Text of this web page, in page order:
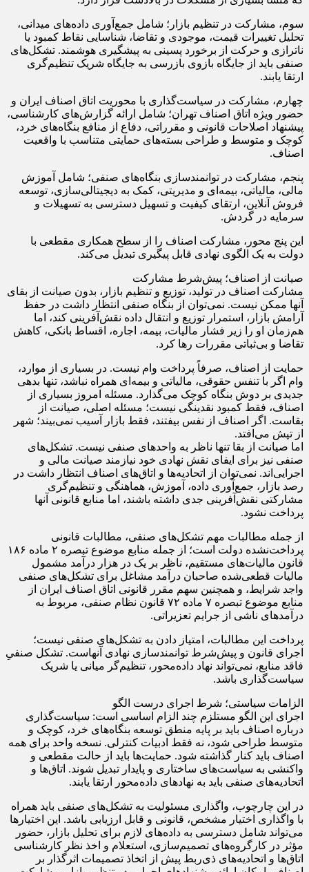
سوم، مشارکت در تنظیم بازار؛ شامل جمع‌آوری داده‌های میدانی،
تحلیل تغییرات قیمت، موجودی و تقاضا، شناسایی نقاط کمبود یا
ناترازی و حرکت از برخورد پسینی به پیشگیری هوشمند. تشکل‌های
صنفی باید از جایگاه بازوی بازرسی به جایگاه شریک تنظیم‌گری
ارتقا یابند.
چهارم، مشارکت در سیاست‌گذاری با محوریت اتاق اصناف ایران و
حضور ویژه اتاق اصناف تهران؛ شامل ارائه گزارش‌های کارشناسی،
پیشنهاد اصلاحات قانونی و مقرراتی، دفاع از منافع بنگاه‌های خرد،
کوچک و متوسط و طراحی بسته‌های حمایتی متناسب با واقعیت
اصناف.
پنجم، مشارکت در توانمندسازی بنگاه‌های صنفی؛ شامل آموزش
مالی، مالیاتی، بیمه‌ای و مدیریتی، کمک به دیجیتالی‌سازی، توسعه
فروش آنلاین، ارتقای کیفیت و تسهیل دسترسی به تسهیلات و
سرمایه در گردش.
این پنج محور، مشارکت اصناف را از سطح همکاری مقطعی با
دولت به یک الگوی نهادی قابل پیگیری تبدیل می‌کند.
صیانت از اصناف؛ پیش‌شرط مشارکت
مشارکت اصناف در تولید، توزیع و تنظیم بازار، بدون صیانت از بقای
آنها ممکن نیست. نمی‌توان از بنگاه صنفی انتظار داشت در حفظ
آرامش بازار، استمرار توزیع و انتقال داده نقش‌آفرینی کند، اما
هم‌زمان او را زیر فشار مالیات، بیمه، اجاره، اقساط بانکی، کاهش
تقاضا و بی‌ثباتی مقررات رها کرد.
حمایت از اصناف، صرفاً پرداخت وام نیست. در بسیاری از موارد،
وام اگر با تنفس حقوقی، مالیاتی و بیمه‌ای همراه نباشد، تنها بدهی
جدیدی بر دوش بنگاه کوچک می‌گذارد. مسئله امروز بسیاری از
اصناف، فقط کمبود نقدینگی نیست؛ مسئله اصلی، صیانت از
بقاست. اگر اصناف از نفس بیفتند، فقط بازار آسیب نمی‌بیند؛ شهر
از تپش می‌افتد.
اما صیانت از بقا تنها ناظر به واحد‌های صنفی نیست. تشکل‌های
صنفی نیز برای ایفای نقش نهادی خود نیازمند صیانت مالی و
اجرایی‌اند. نمی‌توان از اتحادیه‌ها و اتاق‌های اصناف انتظار داشت در
رصد بازار، جمع‌آوری داده، آموزش، هماهنگی و تنظیم‌گری
مشارکتی نقش‌آفرینی جدی داشته باشند، اما منابع قانونی آنها
پرداخت نشود.
از جمله مطالبات مهم تشکل‌های صنفی، مطالبات قانونی
پرداخت‌نشده دولت است؛ از جمله منابع موضوع تبصره ۲ ماده ۱۸۶
قانون مالیات‌های مستقیم، ناظر بر یک در هزار درآمد مشمول
مالیات قطعی‌شده صاحبان درآمد مشاغل برای تشکل‌های صنفی
واجد شرایط، و همچنین سهم مقرر قانونی اتاق اصناف ایران از
منابع موضوع تبصره ۷ ماده ۷۲ قانون نظام صنفی، مربوط به
درآمد‌های ناشی از جرایم تعزیراتی.
پرداخت این مطالبات، امتیاز دادن به تشکل‌های صنفی نیست؛
اجرای قانون و پیش‌شرط توانمندسازی نهادی آنهاست. تشکل صنفیِ
فاقد منابع، نمی‌تواند نهاد داده‌محور، تنظیم‌گر میانی یا شریک
سیاست‌گذاری باشد.
الزامات سیاستی؛ شرط اجرای درست الگو
اجرای این الگو مستلزم چند الزام اساسی است: سیاست‌گذاری
درباره اصناف باید بر پایه منطق توسعه بنگاه‌های خرد، کوچک و
متوسط طراحی شود، نه فقط ادبیات کنترلی. نسخه واحد برای همه
اصناف باید کنار گذاشته شود. حمایت‌ها باید از حالت مقطعی و
واکنشی به سیاست‌های ساختاری و پایدار تبدیل شوند. اتاق‌ها و
اتحادیه‌های صنفی باید به نهاد‌های داده‌محور ارتقا یابند.
در این چارچوب، واگذاری مسئولیت به تشکل‌های صنفی باید همراه
با واگذاری اختیار مشخص، قانونی و قابل ارزیابی باشد. این اختیار‌ها
می‌تواند شامل دسترسی به داده‌های لازم برای تحلیل بازار، حضور
مؤثر در کارگروه‌های تصمیم‌سازی، استعلام و اخذ نظر کارشناسی
اتاق‌ها و اتحادیه‌های ذی‌ربط پیش از اتخاذ تصمیمات اثرگذار بر